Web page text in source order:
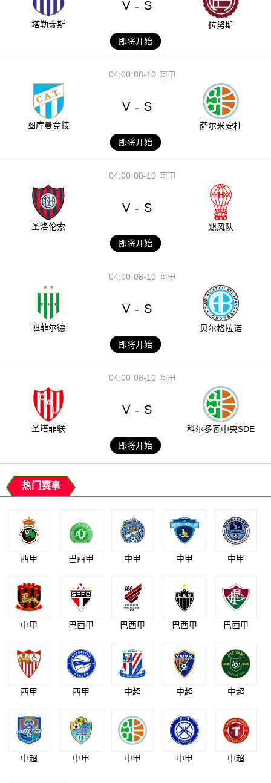
塔勒瑞斯
V - S
拉努斯
即将开始
08-10
04:00 阿甲
图库曼竞技
V - S
萨尔米安杜
即将开始
08-10
04:00 阿甲
圣洛伦索
V - S
飓风队
即将开始
08-10
04:00 阿甲
班菲尔德
V - S
贝尔格拉诺
即将开始
08-10
04:00 阿甲
圣塔菲联
V - S
科尔多瓦中央SDE
即将开始
热门赛事
西甲 巴西甲 中甲 中甲 中甲
中甲 巴西甲 巴西甲 巴西甲 巴西甲
西甲 西甲 中超 中超 中超
中超 中甲 中甲 中甲 中超